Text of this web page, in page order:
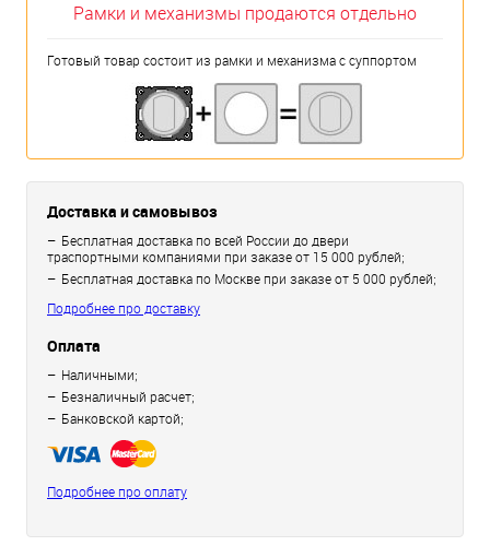
Рамки и механизмы продаются отдельно
Готовый товар состоит из рамки и механизма с суппортом
Доставка и самовывоз
Бесплатная доставка по всей России до двери
траспортными компаниями при заказе от 15 000 рублей;
Бесплатная доставка по Москве при заказе от 5 000 рублей;
Подробнее про доставку
Оплата
Наличными;
Безналичный расчет;
Банковской картой;
Подробнее про оплату